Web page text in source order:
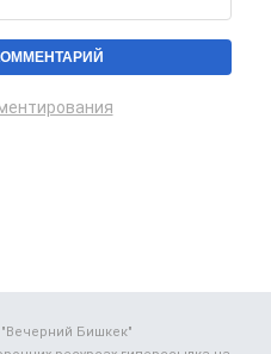
Бишкек"